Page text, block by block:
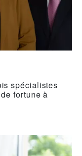
spécialistes
fortune à